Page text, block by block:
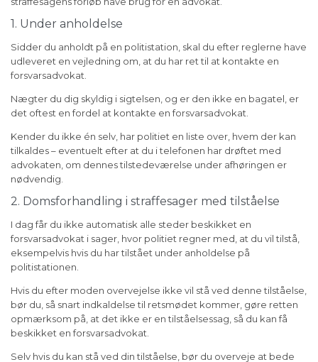
1. Under anholdelse
Sidder du anholdt på en politistation, skal du efter reglerne have
udleveret en vejledning om, at du har ret til at kontakte en
forsvarsadvokat.
Nægter du dig skyldig i sigtelsen, og er den ikke en bagatel, er
det oftest en fordel at kontakte en forsvarsadvokat.
Kender du ikke én selv, har politiet en liste over, hvem der kan
tilkaldes – eventuelt efter at du i telefonen har drøftet med
advokaten, om dennes tilstedeværelse under afhøringen er
nødvendig.
2. Domsforhandling i straffesager med tilståelse
I dag får du ikke automatisk alle steder beskikket en
forsvarsadvokat i sager, hvor politiet regner med, at du vil tilstå,
eksempelvis hvis du har tilstået under anholdelse på
politistationen.
Hvis du efter moden overvejelse ikke vil stå ved denne tilståelse,
bør du, så snart indkaldelse til retsmødet kommer, gøre retten
opmærksom på, at det ikke er en tilståelsessag, så du kan få
beskikket en forsvarsadvokat.
Selv hvis du kan stå ved din tilståelse, bør du overveje at bede